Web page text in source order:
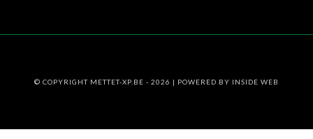
© COPYRIGHT METTET-XP.BE - 2026 | POWERED BY INSIDE WEB